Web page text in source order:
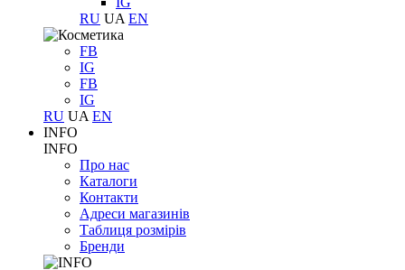
RU UA EN
FB
IG
FB
IG
RU UA EN
INFO
INFO
Про нас
Каталоги
Контакти
Адреси магазинів
Таблиця розмірів
Бренди